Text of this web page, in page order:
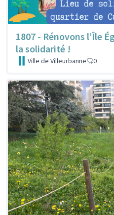
1807 - Rénovons l’Île
la solidarité !
Ville de Villeurbanne 0